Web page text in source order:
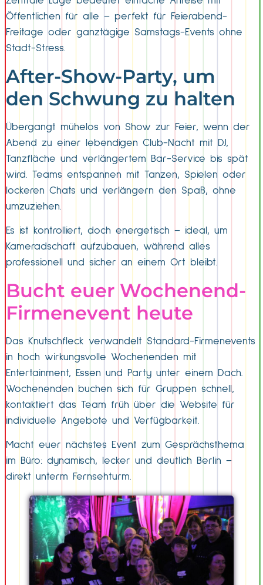
Öffentlichen für alle – perfekt für Feierabend-
Freitage oder ganztägige Samstags-Events ohne
Stadt-Stress.
After-Show-Party, um
den Schwung zu halten
Übergangt mühelos von Show zur Feier, wenn der
Abend zu einer lebendigen Club-Nacht mit DJ,
Tanzfläche und verlängertem Bar-Service bis spät
wird. Teams entspannen mit Tanzen, Spielen oder
lockeren Chats und verlängern den Spaß, ohne
umzuziehen.
Es ist kontrolliert, doch energetisch – ideal, um
Kameradschaft aufzubauen, während alles
professionell und sicher an einem Ort bleibt.
Bucht euer Wochenend-
Firmenevent heute
Das Knutschfleck verwandelt Standard-Firmenevents
in hoch wirkungsvolle Wochenenden mit
Entertainment, Essen und Party unter einem Dach.
Wochenenden buchen sich für Gruppen schnell,
kontaktiert das Team früh über die Website für
individuelle Angebote und Verfügbarkeit.
Macht euer nächstes Event zum Gesprächsthema
im Büro: dynamisch, lecker und deutlich Berlin –
direkt unterm Fernsehturm.